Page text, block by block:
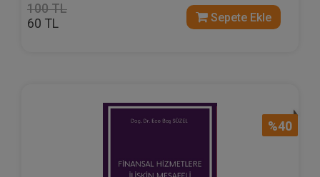
100 TL
60 TL Sepete Ekle
%40